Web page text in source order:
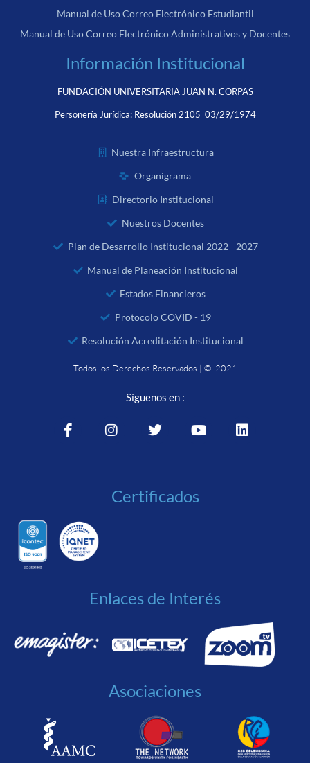
Manual de Uso Correo Electrónico Estudiantil
Manual de Uso Correo Electrónico Administrativos y Docentes
Información Institucional
FUNDACIÓN UNIVERSITARIA JUAN N. CORPAS
Personería Jurídica: Resolución 2105 03/29/1974
Nuestra Infraestructura
Organigrama
Directorio Institucional
Nuestros Docentes
Plan de Desarrollo Institucional 2022 - 2027
Manual de Planeación Institucional
Estados Financieros
Protocolo COVID - 19
Resolución Acreditación Institucional
Todos los Derechos Reservados | © 2021
Síguenos en :
Certificados
Enlaces de Interés
Asociaciones